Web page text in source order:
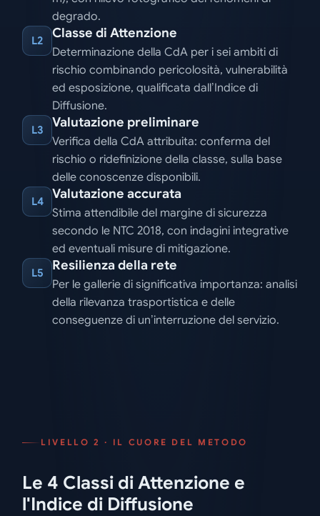
degrado.
L2 Classe di Attenzione
Determinazione della CdA per i sei ambiti di
rischio combinando pericolosità, vulnerabilità
ed esposizione, qualificata dall’Indice di
Diffusione.
L3 Valutazione preliminare
Verifica della CdA attribuita: conferma del
rischio o ridefinizione della classe, sulla base
delle conoscenze disponibili.
L4 Valutazione accurata
Stima attendibile del margine di sicurezza
secondo le NTC 2018, con indagini integrative
ed eventuali misure di mitigazione.
L5 Resilienza della rete
Per le gallerie di significativa importanza: analisi
della rilevanza trasportistica e delle
conseguenze di un’interruzione del servizio.
LIVELLO 2 · IL CUORE DEL METODO
Le 4 Classi di Attenzione e
l'Indice di Diffusione